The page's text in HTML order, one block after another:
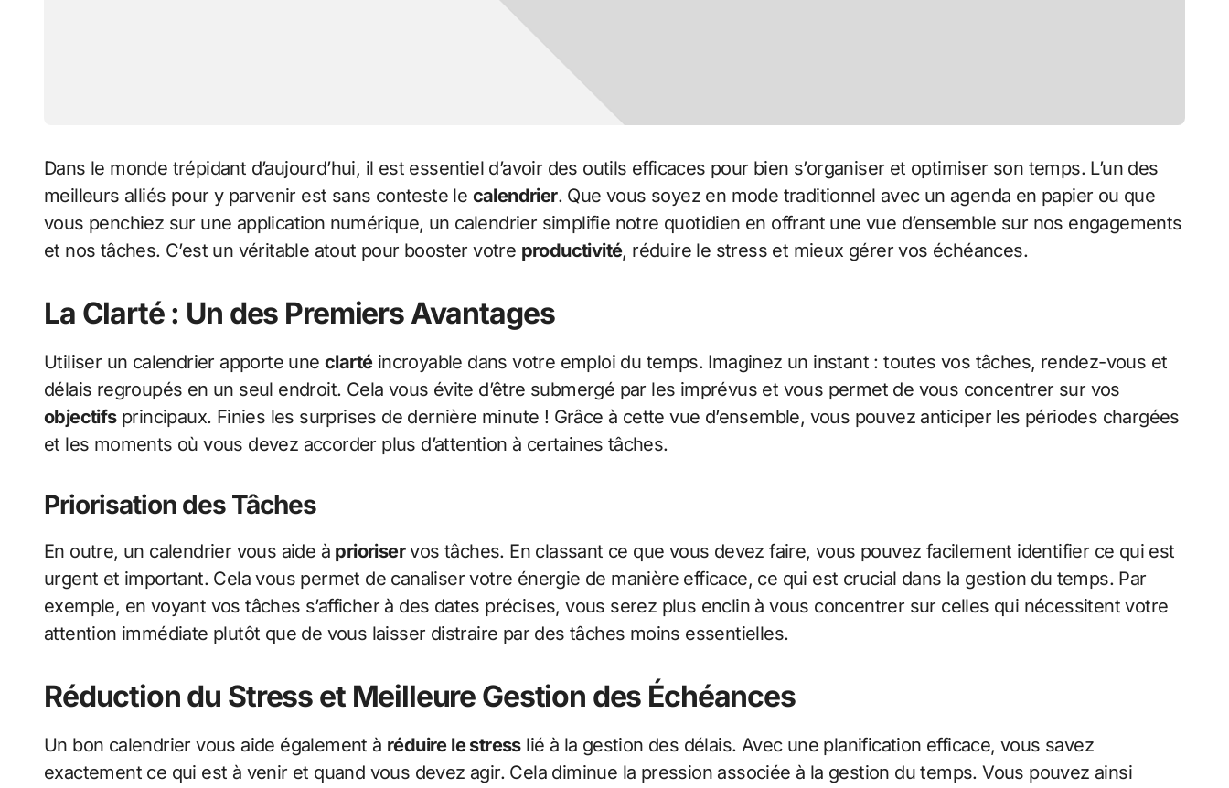
Dans le monde trépidant d’aujourd’hui, il est essentiel d’avoir des outils efficaces pour bien s’organiser et optimiser son temps. L’un des
meilleurs alliés pour y parvenir est sans conteste le calendrier. Que vous soyez en mode traditionnel avec un agenda en papier ou que
vous penchiez sur une application numérique, un calendrier simplifie notre quotidien en offrant une vue d’ensemble sur nos engagements
et nos tâches. C’est un véritable atout pour booster votre productivité, réduire le stress et mieux gérer vos échéances.
La Clarté : Un des Premiers Avantages
Utiliser un calendrier apporte une clartéincroyable dans votre emploi du temps. Imaginez un instant : toutes vos tâches, rendez-vous et
délais regroupés en un seul endroit. Cela vous évite d’être submergé par les imprévus et vous permet de vous concentrer sur vos
objectifsprincipaux. Finies les surprises de dernière minute ! Grâce à cette vue d’ensemble, vous pouvez anticiper les périodes chargées
et les moments où vous devez accorder plus d’attention à certaines tâches.
Priorisation des Tâches
En outre, un calendrier vous aide à prioriservos tâches. En classant ce que vous devez faire, vous pouvez facilement identifier ce qui est
urgent et important. Cela vous permet de canaliser votre énergie de manière efficace, ce qui est crucial dans la gestion du temps. Par
exemple, en voyant vos tâches s’afficher à des dates précises, vous serez plus enclin à vous concentrer sur celles qui nécessitent votre
attention immédiate plutôt que de vous laisser distraire par des tâches moins essentielles.
Réduction du Stress et Meilleure Gestion des Échéances
Un bon calendrier vous aide également à réduire le stresslié à la gestion des délais. Avec une planification efficace, vous savez
exactement ce qui est à venir et quand vous devez agir. Cela diminue la pression associée à la gestion du temps. Vous pouvez ainsi